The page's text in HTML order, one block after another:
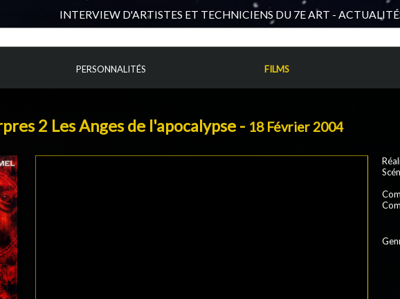
INTERVIEW D'ARTISTES ET TECHNICIENS DU 7E ART -
PERSONNALITÉS FILMS
2 Les Anges de l'apocalypse - 18 Février 2004